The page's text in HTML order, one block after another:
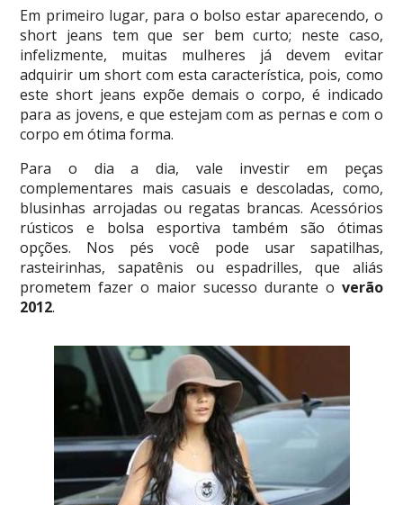
Em primeiro lugar, para o bolso estar aparecendo, o
short jeans tem que ser bem curto; neste caso,
infelizmente, muitas mulheres já devem evitar
adquirir um short com esta característica, pois, como
este short jeans expõe demais o corpo, é indicado
para as jovens, e que estejam com as pernas e com o
corpo em ótima forma.
Para o dia a dia, vale investir em peças
complementares mais casuais e descoladas, como,
blusinhas arrojadas ou regatas brancas. Acessórios
rústicos e bolsa esportiva também são ótimas
opções. Nos pés você pode usar sapatilhas,
rasteirinhas, sapatênis ou espadrilles, que aliás
prometem fazer o maior sucesso durante o verão
2012.